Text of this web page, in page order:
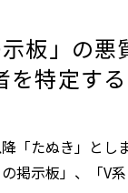
板」の悪
を特定する
「たぬき」とし
掲示板」、「V